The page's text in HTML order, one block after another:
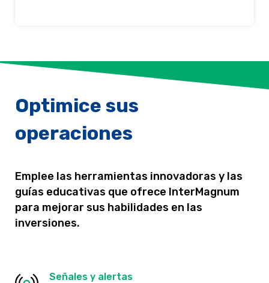
Optimice sus
operaciones
Emplee las herramientas innovadoras y las
guías educativas que ofrece InterMagnum
para mejorar sus habilidades en las
inversiones.
Señales y alertas